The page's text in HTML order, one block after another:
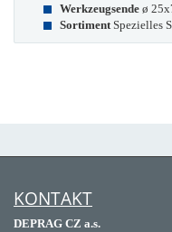
Werkzeugsende ø
Sortiment Spezielles
KONTAKT
DEPRAG CZ a.s.